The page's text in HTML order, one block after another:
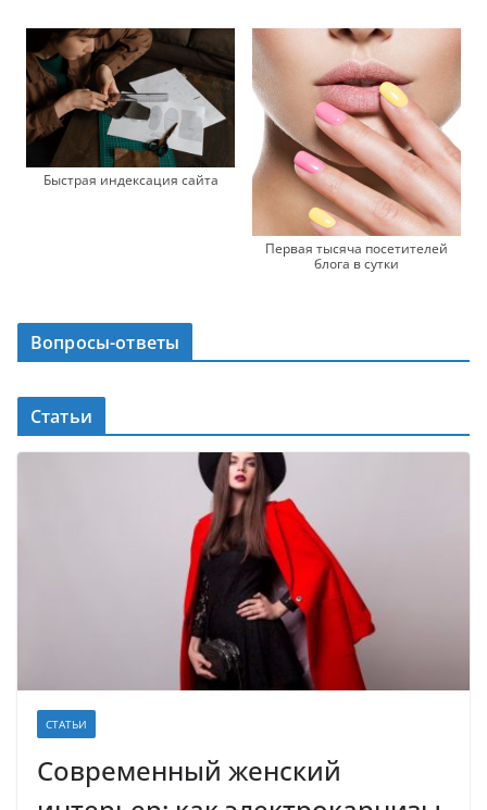
Быстрая индексация сайта
Первая тысяча посетителей
блога в сутки
Вопросы-ответы
Статьи
СТАТЬИ
Современный женский